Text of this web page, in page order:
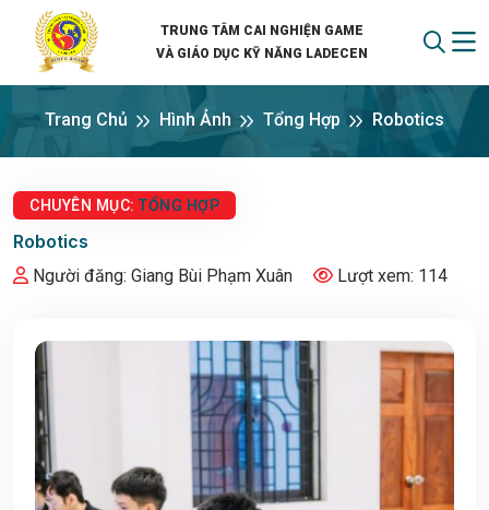
TRUNG TÂM CAI NGHIỆN GAME
VÀ GIÁO DỤC KỸ NĂNG LADECEN
Trang Chủ Hình Ảnh Tổng Hợp Robotics
CHUYÊN MỤC: TỔNG HỢP
Robotics
Người đăng: Giang Bùi Phạm Xuân Lượt xem: 114